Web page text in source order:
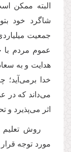
البته ممکن
شاگرد خود
جمعیت
عموم مردم با
هدایت و به
خدا
می‌داند که در
اثر می‌پذیرد و
روش تعلیم
مورد توجه